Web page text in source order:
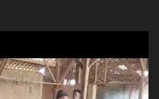
luas perlantainya yang kecil
menjadi tinggi... apalagi
jumlah tenaga kerja yang